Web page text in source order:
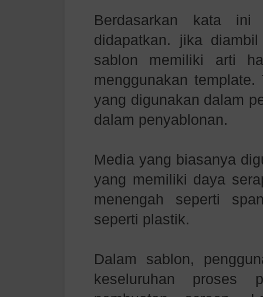
Berdasarkan kata
didapatkan. jika
sablon memiliki arti
menggunakan
yang digunakan dalam
dalam penyablonan.
Media yang biasanya
yang memiliki daya
menengah seperti
seperti plastik.
Dalam sablon,
keseluruhan proses